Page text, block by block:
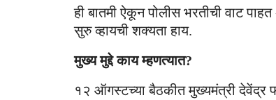
ही बातमी ऐकून पोलीस भरतीची वाट
सुरु व्हायची शक्यता हाय.
मुख्य मुद्दे काय म्हणत्यात?
१२ ऑगस्टच्या बैठकीत मुख्यमंत्री देवेंद्र